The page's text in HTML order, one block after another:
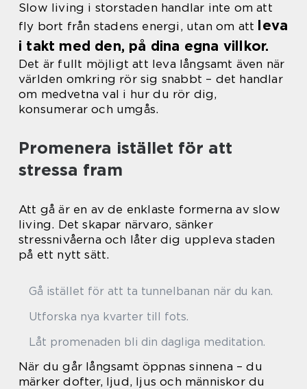
Slow living i storstaden handlar inte om att
fly bort från stadens energi, utan om att leva
i takt med den, på dina egna villkor.
Det är fullt möjligt att leva långsamt även när
världen omkring rör sig snabbt – det handlar
om medvetna val i hur du rör dig,
konsumerar och umgås.
Promenera istället för att
stressa fram
Att gå är en av de enklaste formerna av slow
living. Det skapar närvaro, sänker
stressnivåerna och låter dig uppleva staden
på ett nytt sätt.
Gå istället för att ta tunnelbanan när du kan.
Utforska nya kvarter till fots.
Låt promenaden bli din dagliga meditation.
När du går långsamt öppnas sinnena – du
märker dofter, ljud, ljus och människor du